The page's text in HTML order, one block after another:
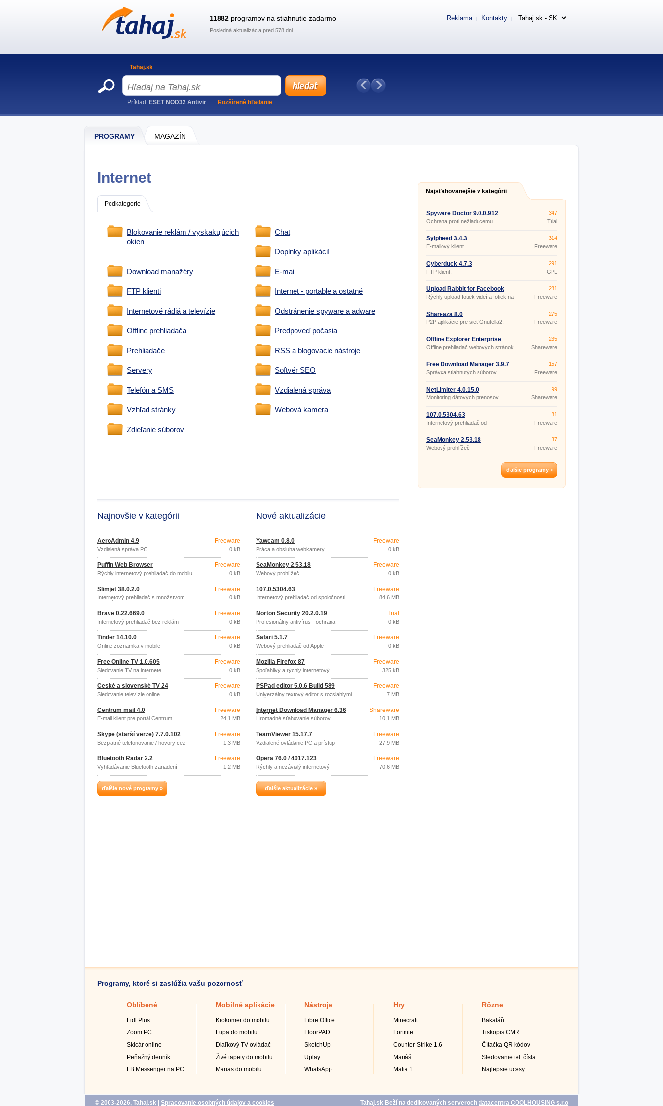
PROGRAMY MAGAZÍN
Internet
Podkategorie
Blokovanie reklám / vyskakujúcich
okien
Chat
Doplnky aplikácií
Download manažéry E-mail
FTP klienti Internet - portable a ostatné
Internetové rádiá a televízie Odstránenie spyware a adware
Offline prehliadača Predpoveď počasia
Prehliadače RSS a blogovacie nástroje
Servery Softvér SEO
Telefón a SMS Vzdialená správa
Vzhľad stránky Webová kamera
Zdieľanie súborov
Najnovšie v kategórii
AeroAdmin 4.9
Vzdialená správa PC
Freeware
0 kB
Puffin Web Browser
Rýchly internetový prehliadač do mobilu
Freeware
0 kB
Slimjet 38.0.2.0
Internetový prehliadač s množstvom
funkcií
Freeware
0 kB
Brave 0.22.669.0
Internetový prehliadač bez reklám
Freeware
0 kB
Tinder 14.10.0
Online zoznamka v mobile
Freeware
0 kB
Free Online TV 1.0.605
Sledovanie TV na internete
Freeware
0 kB
České a slovenské TV 24
Sledovanie televízie online
Freeware
0 kB
Centrum mail 4.0
E-mail klient pre portál Centrum
Freeware
24,1 MB
Skype (starší verze) 7.7.0.102
Bezplatné telefonovanie / hovory cez
Freeware
1,3 MB
Bluetooth Radar 2.2
Vyhľadávanie Bluetooth zariadení
Freeware
1,2 MB
ďalšie nové programy »
Nové aktualizácie
Yawcam 0.8.0
Práca a obsluha webkamery
Freeware
0 kB
SeaMonkey 2.53.18
Webový prohlížeč
Freeware
0 kB
107.0.5304.63
Internetový prehliadač od spoločnosti
Freeware
84,6 MB
Norton Security 20.2.0.19
Profesionálny antivírus - ochrana
Trial
0 kB
Safari 5.1.7
Webový prehliadač od Apple
Freeware
0 kB
Mozilla Firefox 87
Spoľahlivý a rýchly internetový
prehliadač
Freeware
325 kB
PSPad editor 5.0.6 Build 589
Univerzálny textový editor s rozsiahlymi
možnosťami
Freeware
7 MB
Internet Download Manager 6.36
build 5
Hromadné sťahovanie súborov
Shareware
10,1 MB
TeamViewer 15.17.7
Vzdialené ovládanie PC a prístup
Freeware
27,9 MB
Opera 76.0 / 4017.123
Rýchly a nezávislý internetový
prehliadač
Freeware
70,6 MB
ďalšie aktualizácie »
Najsťahovanejšie v kategórii
Spyware Doctor 9.0.0.912
Ochrana proti nežiaducemu
347
Trial
Sylpheed 3.4.3
E-mailový klient.
314
Freeware
Cyberduck 4.7.3
FTP klient.
291
GPL
Upload Rabbit for Facebook
2.1.6.8
Rýchly upload fotiek videí a fotiek na
281
Freeware
Shareaza 8.0
P2P aplikácie pre sieť Gnutella2.
275
Freeware
Offline Explorer Enterprise
7.0.4408
Offline prehliadač webových stránok.
235
Shareware
Free Download Manager 3.9.7
Build 1625
Správca stiahnutých súborov.
157
Freeware
NetLimiter 4.0.15.0
Monitoring dátových prenosov.
99
Shareware
107.0.5304.63
Internetový prehliadač od
spoločnosti Google
81
Freeware
SeaMonkey 2.53.18
Webový prohlížeč
37
Freeware
ďalšie programy »
Programy, ktoré si zaslúžia vašu pozornosť
Oblíbené
Lidl Plus
Zoom PC
Skicár online
Peňažný denník
FB Messenger na PC
Mobilné aplikácie
Krokomer do mobilu
Lupa do mobilu
Diaľkový TV ovládač
Živé tapety do mobilu
Mariáš do mobilu
Nástroje
Libre Office
FloorPAD
SketchUp
Uplay
WhatsApp
Hry
Minecraft
Fortnite
Counter-Strike 1.6
Mariáš
Mafia 1
Rôzne
Bakaláři
Tiskopis CMR
Čítačka QR kódov
Sledovanie tel. čísla
Najlepšie účesy
© 2003-2026, Tahaj.sk Spracovanie osobných údajov a cookies Tahaj.sk Beží na dedikovaných serveroch datacentra COOLHOUSING s.r.o
11882 programov na stiahnutie zadarmo
Posledná aktualizácia pred 578 dni
Reklama | Kontakty |
Tahaj.sk
Príklad: ESET NOD32 Antivir Rozšírené hľadanie